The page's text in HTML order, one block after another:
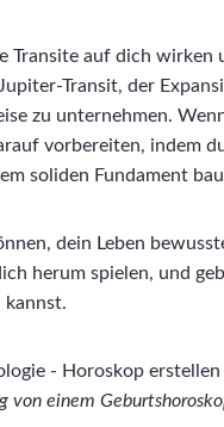
Transite auf dich
Transit, der
zu unternehmen.
vorbereiten, indem
soliden Fundament
dein Leben
herum spielen, und
kannst.
von einem